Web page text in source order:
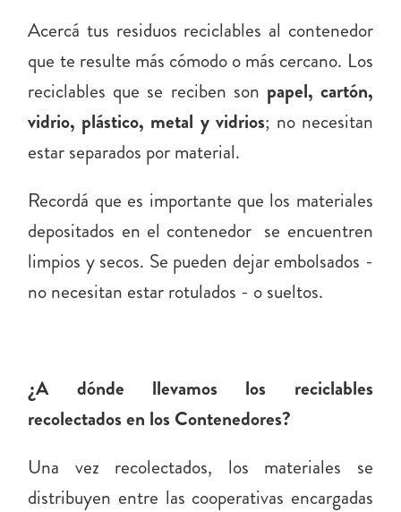
Acercá tus residuos reciclables al contenedor
que te resulte más cómodo o más cercano. Los
reciclables que se reciben son papel, cartón,
vidrio, plástico, metal y vidrios; no necesitan
estar separados por material.
Recordá que es importante que los materiales
depositados en el contenedor se encuentren
limpios y secos. Se pueden dejar embolsados -
no necesitan estar rotulados - o sueltos.
¿A dónde llevamos los reciclables
recolectados en los Contenedores?
Una vez recolectados, los materiales se
distribuyen entre las cooperativas encargadas